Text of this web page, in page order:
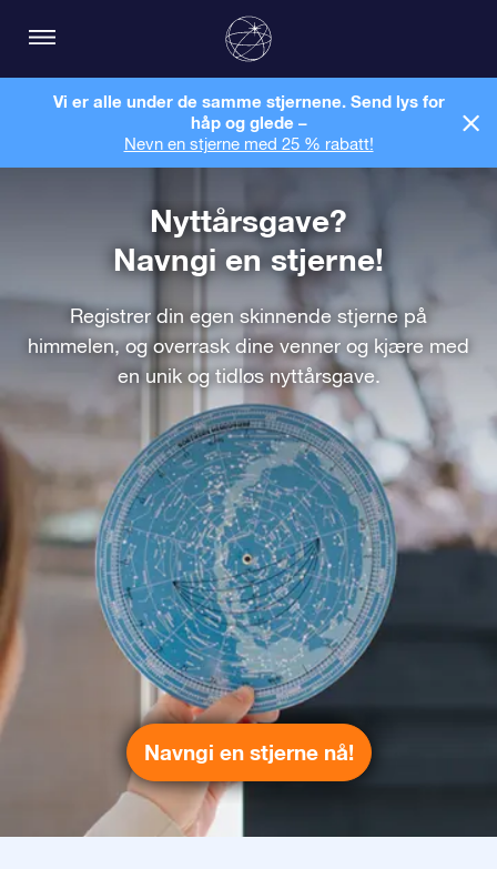
Vi er alle under de samme stjernene. Send lys for
håp og glede –
Nevn en stjerne med 25 % rabatt!
Nyttårsgave?
Navngi en stjerne!
Registrer din egen skinnende stjerne på
himmelen, og overrask dine venner og kjære med
en unik og tidløs nyttårsgave.
Navngi en stjerne nå!